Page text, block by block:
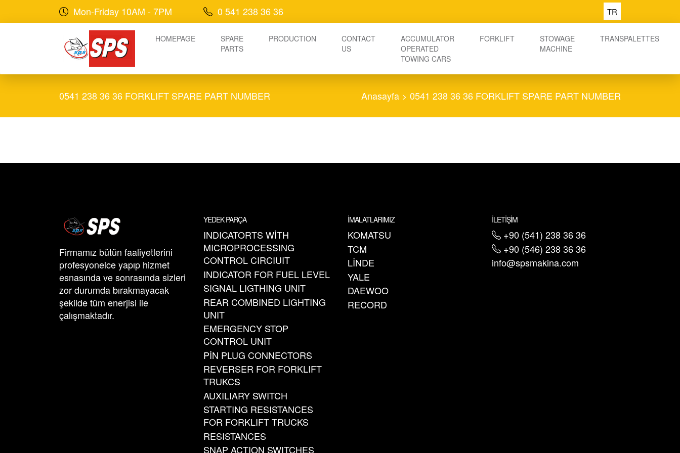
Mon-Friday 10AM - 7PM 0 541 238 36 36 TR
HOMEPAGE
SPARE
PARTS
PRODUCTION
CONTACT
US
ACCUMULATOR
OPERATED
TOWING CARS
FORKLIFT
STOWAGE
MACHINE
TRANSPALETTES
0541 238 36 36 FORKLIFT SPARE PART NUMBER Anasayfa > 0541 238 36 36 FORKLIFT SPARE PART NUMBER
Firmamız bütün faaliyetlerini
profesyonelce yapıp hizmet
esnasında ve sonrasında sizleri
zor durumda bırakmayacak
şekilde tüm enerjisi ile
çalışmaktadır.
YEDEK PARÇA
INDICATORTS WİTH
MICROPROCESSING
CONTROL CIRCIUIT
INDICATOR FOR FUEL LEVEL
SIGNAL LIGTHING UNIT
REAR COMBINED LIGHTING
UNIT
EMERGENCY STOP
CONTROL UNIT
PİN PLUG CONNECTORS
REVERSER FOR FORKLIFT
TRUKCS
AUXILIARY SWITCH
STARTING RESISTANCES
FOR FORKLIFT TRUCKS
RESISTANCES
SNAP ACTION SWITCHES
İMALATLARIMIZ
KOMATSU
TCM
LİNDE
YALE
DAEWOO
RECORD
İLETİŞİM
+90 (541) 238 36 36
+90 (546) 238 36 36
info@spsmakina.com